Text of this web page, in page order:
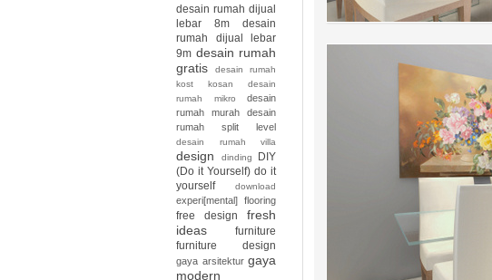
desain rumah dijual
lebar 8m
desain
rumah dijual lebar
9m desain rumah
gratis
desain rumah
kost kosan
desain
rumah mikro
desain
rumah murah
desain
rumah split level
desain rumah villa
design dinding
DIY
(Do it Yourself) do it
yourself
download
experi[mental] flooring
free design
fresh
ideas
furniture
furniture design
gaya arsitektur gaya
modern